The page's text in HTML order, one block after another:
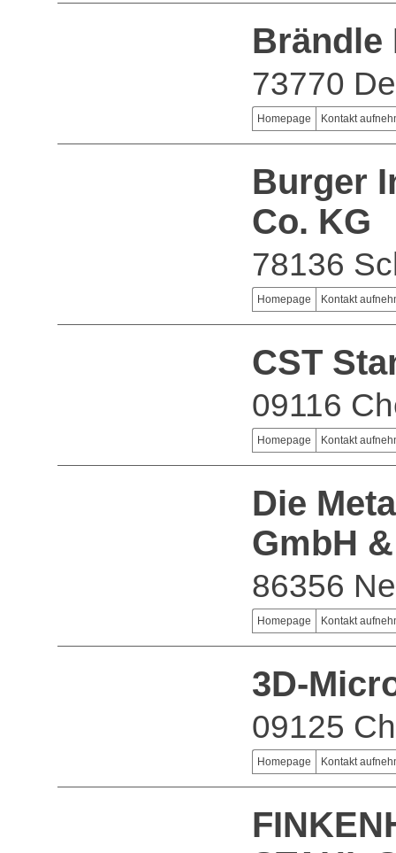
Brändle
73770
Homepage Kontakt
Burger
Co. KG
78136
Homepage Kontakt
CST
09116
Homepage Kontakt
Die
GmbH
86356
Homepage Kontakt
3D-
09125
Homepage Kontakt